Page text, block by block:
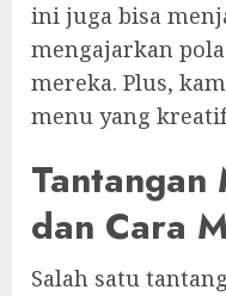
ini juga bisa
mengajarkan
mereka. Plus,
menu yang
Tantangan
dan Cara
Salah satu